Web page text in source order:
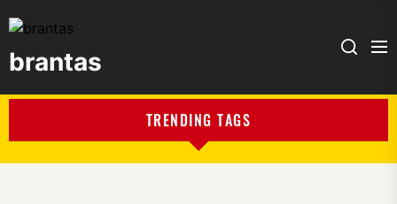
brantas
TRENDING TAGS